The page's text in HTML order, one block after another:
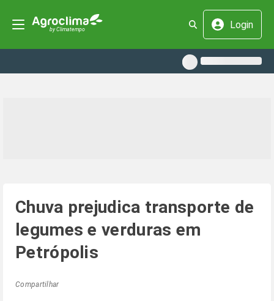
Login
Chuva prejudica transporte de
legumes e verduras em
Petrópolis
Compartilhar